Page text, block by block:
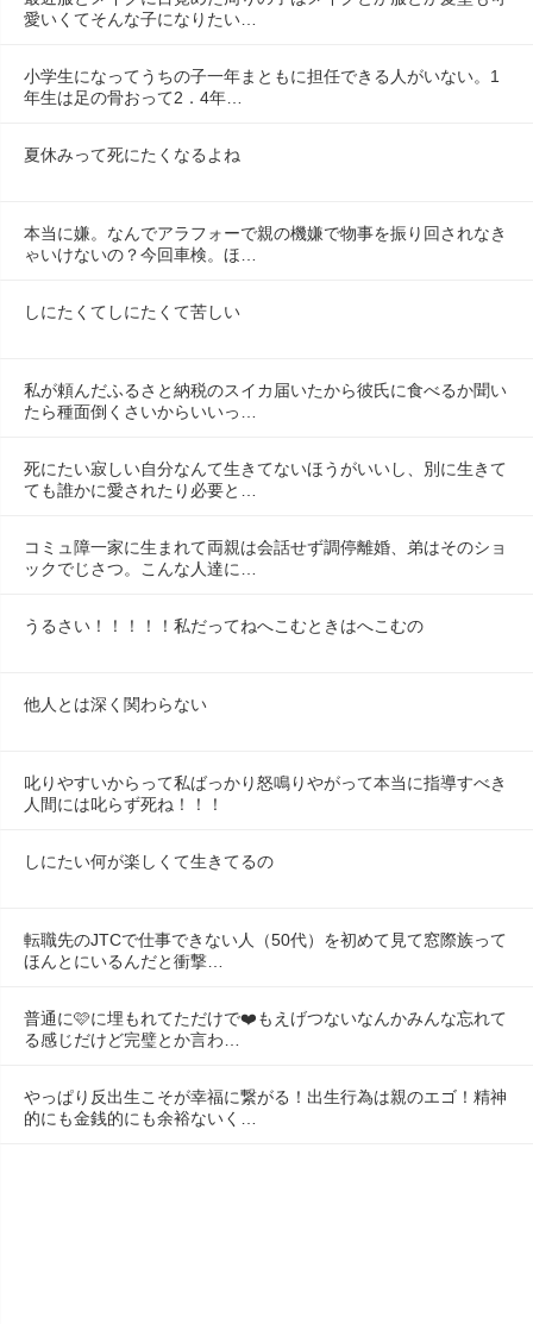
愛いくてそんな子になりたい…
小学生になってうちの子一年まともに担任できる人がいない。1
年生は足の骨おって2．4年…
夏休みって死にたくなるよね
本当に嫌。なんでアラフォーで親の機嫌で物事を振り回されなき
ゃいけないの？今回車検。ほ…
しにたくてしにたくて苦しい
私が頼んだふるさと納税のスイカ届いたから彼氏に食べるか聞い
たら種面倒くさいからいいっ…
死にたい寂しい自分なんて生きてないほうがいいし、別に生きて
ても誰かに愛されたり必要と…
コミュ障一家に生まれて両親は会話せず調停離婚、弟はそのショ
ックでじさつ。こんな人達に…
うるさい！！！！！私だってねへこむときはへこむの
他人とは深く関わらない
叱りやすいからって私ばっかり怒鳴りやがって本当に指導すべき
人間には叱らず死ね！！！
しにたい何が楽しくて生きてるの
転職先のJTCで仕事できない人（50代）を初めて見て窓際族って
ほんとにいるんだと衝撃…
普通に🩷に埋もれてただけで❤️もえげつないなんかみんな忘れて
る感じだけど完璧とか言わ…
やっぱり反出生こそが幸福に繋がる！出生行為は親のエゴ！精神
的にも金銭的にも余裕ないく…